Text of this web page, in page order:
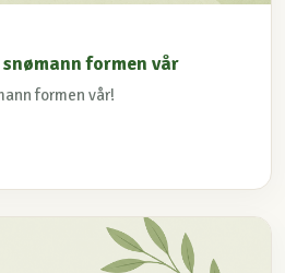
formen vår
formen vår!